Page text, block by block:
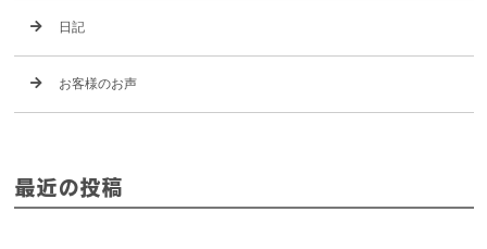
日記
お客様のお声
最近の投稿